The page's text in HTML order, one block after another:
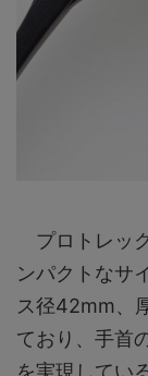
プロトレッ
ンパクトなサ
ス径42mm、
ており、手首
を実現している